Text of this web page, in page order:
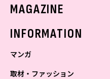
MAGAZINE
INFORMATION
マンガ
少年マンガ
取材・ファッション